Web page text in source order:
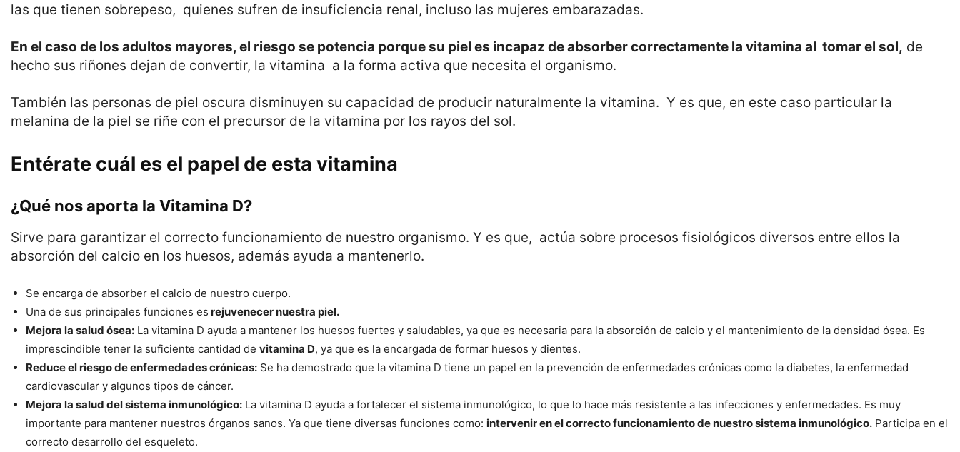
las que tienen sobrepeso, quienes sufren de insuficiencia renal, incluso las mujeres embarazadas.
En el caso de los adultos mayores, el riesgo se potencia porque su piel es incapaz de absorber correctamente la vitamina al tomar el sol, de
hecho sus riñones dejan de convertir, la vitamina a la forma activa que necesita el organismo.
También las personas de piel oscura disminuyen su capacidad de producir naturalmente la vitamina. Y es que, en este caso particular la
melanina de la piel se riñe con el precursor de la vitamina por los rayos del sol.
Entérate cuál es el papel de esta vitamina
¿Qué nos aporta la Vitamina D?
Sirve para garantizar el correcto funcionamiento de nuestro organismo. Y es que, actúa sobre procesos fisiológicos diversos entre ellos la
absorción del calcio en los huesos, además ayuda a mantenerlo.
Se encarga de absorber el calcio de nuestro cuerpo.
Una de sus principales funciones es rejuvenecer nuestra piel.
Mejora la salud ósea: La vitamina D ayuda a mantener los huesos fuertes y saludables, ya que es necesaria para la absorción de calcio y el mantenimiento de la densidad ósea. Es
imprescindible tener la suficiente cantidad de vitamina D, ya que es la encargada de formar huesos y dientes.
Reduce el riesgo de enfermedades crónicas: Se ha demostrado que la vitamina D tiene un papel en la prevención de enfermedades crónicas como la diabetes, la enfermedad
cardiovascular y algunos tipos de cáncer.
Mejora la salud del sistema inmunológico: La vitamina D ayuda a fortalecer el sistema inmunológico, lo que lo hace más resistente a las infecciones y enfermedades. Es muy
importante para mantener nuestros órganos sanos. Ya que tiene diversas funciones como: intervenir en el correcto funcionamiento de nuestro sistema inmunológico. Participa en el
correcto desarrollo del esqueleto.